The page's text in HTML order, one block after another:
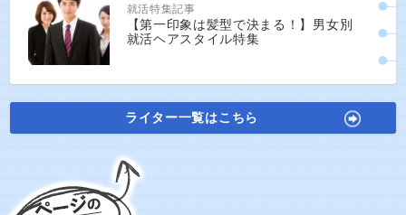
就活特集記事
【第一印象は髪型で決まる！】男女別
就活ヘアスタイル特集
ライター一覧はこちら